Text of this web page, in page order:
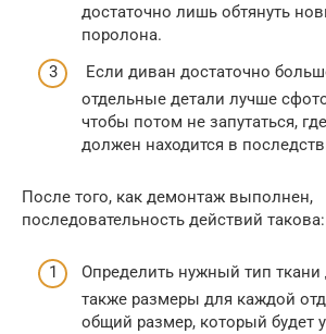
достаточно лишь обтянуть
поролона.
Если диван достаточно
отдельные детали лучше
чтобы потом не запутаться,
должен находится в
После того, как демонтаж выполнен,
последовательность действий такова:
Определить нужный тип ткани
также размеры для каждой
общий размер, который будет